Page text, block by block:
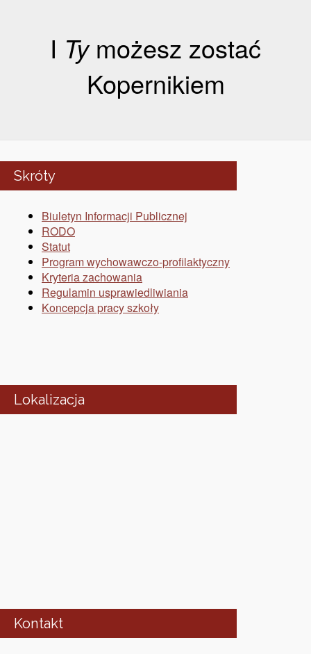
I Tymożesz zostać
Kopernikiem
Skróty
Biuletyn Informacji Publicznej
RODO
Statut
Program wychowawczo-profilaktyczny
Kryteria zachowania
Regulamin usprawiedliwiania
Koncepcja pracy szkoły
Lokalizacja
Kontakt